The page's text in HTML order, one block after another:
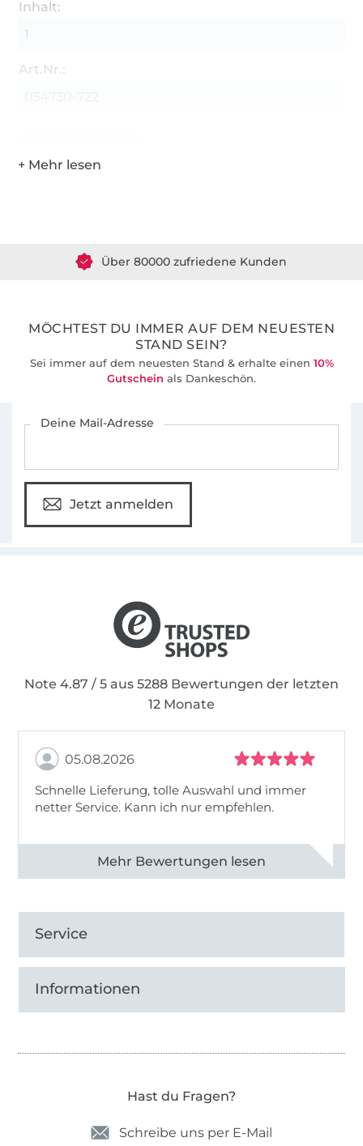
Inhalt:
1
Art.Nr.:
Über 80000 zufriedene Kunden
MÖCHTEST DU IMMER AUF DEM NEUESTEN
STAND SEIN?
Sei immer auf dem neuesten Stand & erhalte einen 10%
Gutschein als Dankeschön.
Deine Mail-Adresse
Jetzt anmelden
Note 4.87 / 5 aus 5288 Bewertungen der letzten
12 Monate
05.08.2026
Schnelle Lieferung, tolle Auswahl und immer
netter Service. Kann ich nur empfehlen.
Alle 82930 Bewertungen ansehen
Service
Informationen
Hast du Fragen?
Schreibe uns per E-Mail